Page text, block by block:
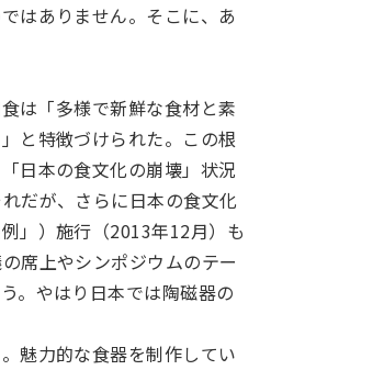
はありません。そこに、あ
は「多様で新鮮な食材と素
と特徴づけられた。この根
日本の食文化の崩壊」状況
だが、さらに日本の食文化
」）施行（2013年12月）も
席上やシンポジウムのテー
。やはり日本では陶磁器の
魅力的な食器を制作してい